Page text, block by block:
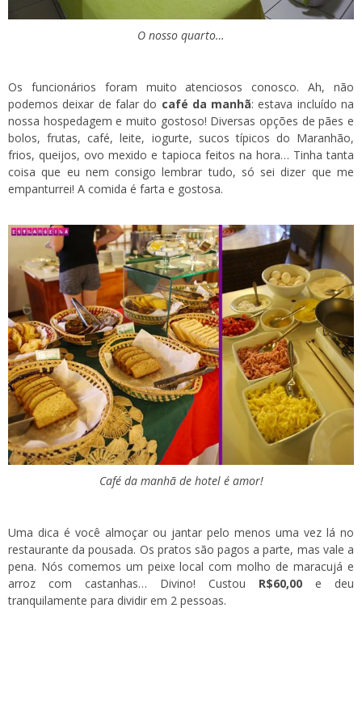
O nosso quarto…
Os funcionários foram muito atenciosos conosco. Ah, não
podemos deixar de falar do café da manhã: estava incluído na
nossa hospedagem e muito gostoso! Diversas opções de pães e
bolos, frutas, café, leite, iogurte, sucos típicos do Maranhão,
frios, queijos, ovo mexido e tapioca feitos na hora… Tinha tanta
coisa que eu nem consigo lembrar tudo, só sei dizer que me
empanturrei! A comida é farta e gostosa.
Café da manhã de hotel é amor!
Uma dica é você almoçar ou jantar pelo menos uma vez lá no
restaurante da pousada. Os pratos são pagos a parte, mas vale a
pena. Nós comemos um peixe local com molho de maracujá e
arroz com castanhas… Divino! Custou R$60,00 e deu
tranquilamente para dividir em 2 pessoas.